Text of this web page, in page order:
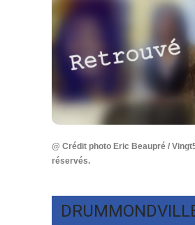
@ Crédit photo Eric Beaupré /
réservés.